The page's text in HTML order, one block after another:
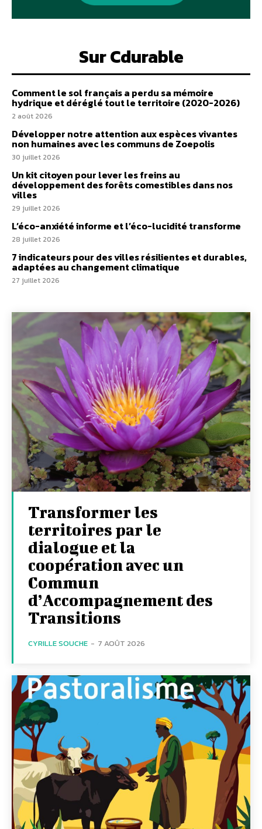
Sur Cdurable
Comment le sol français a perdu sa mémoire
hydrique et déréglé tout le territoire (2020-2026)
2 août 2026
Développer notre attention aux espèces vivantes
non humaines avec les communs de Zoepolis
30 juillet 2026
Un kit citoyen pour lever les freins au
développement des forêts comestibles dans nos
villes
29 juillet 2026
L’éco-anxiété informe et l’éco-lucidité transforme
28 juillet 2026
7 indicateurs pour des villes résilientes et durables,
adaptées au changement climatique
27 juillet 2026
Transformer les
territoires par le
dialogue et la
coopération avec un
Commun
d’Accompagnement des
Transitions
CYRILLE SOUCHE - 7 AOÛT 2026